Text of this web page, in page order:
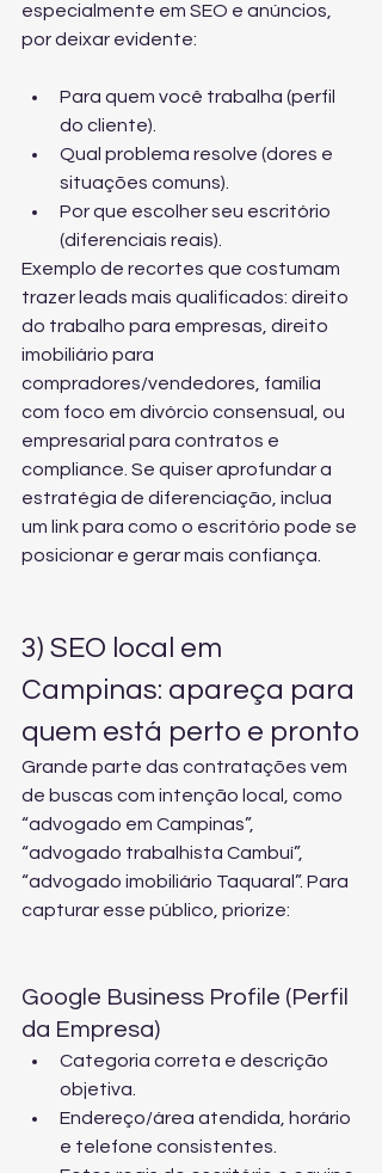
especialmente em SEO e anúncios,
por deixar evidente:
Para quem você trabalha (perfil
do cliente).
Qual problema resolve (dores e
situações comuns).
Por que escolher seu escritório
(diferenciais reais).
Exemplo de recortes que costumam
trazer leads mais qualificados: direito
do trabalho para empresas, direito
imobiliário para
compradores/vendedores, família
com foco em divórcio consensual, ou
empresarial para contratos e
compliance. Se quiser aprofundar a
estratégia de diferenciação, inclua
um link para como o escritório pode se
posicionar e gerar mais confiança.
3) SEO local em
Campinas: apareça para
quem está perto e pronto
Grande parte das contratações vem
de buscas com intenção local, como
“advogado em Campinas”,
“advogado trabalhista Cambuí”,
“advogado imobiliário Taquaral”. Para
capturar esse público, priorize:
Google Business Profile (Perfil
da Empresa)
Categoria correta e descrição
objetiva.
Endereço/área atendida, horário
e telefone consistentes.